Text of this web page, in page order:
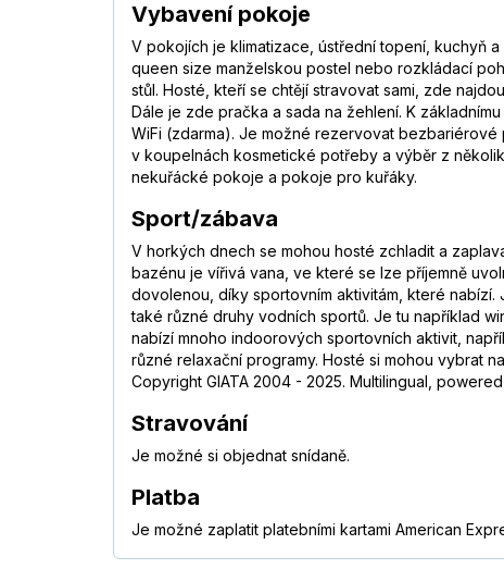
Vybavení pokoje
V pokojích je klimatizace, ústřední topení, kuchyň
queen size manželskou postel nebo rozkládací
stůl. Hosté, kteří se chtějí stravovat sami, zde
Dále je zde pračka a sada na žehlení. K
WiFi (zdarma). Je možné rezervovat
v koupelnách kosmetické potřeby a výběr z
nekuřácké pokoje a pokoje pro kuřáky.
Sport/zábava
V horkých dnech se mohou hosté zchladit a
bazénu je vířivá vana, ve které se lze příjemně
dovolenou, díky sportovním aktivitám, které
také různé druhy vodních sportů. Je tu například
nabízí mnoho indoorových sportovních aktivit,
různé relaxační programy. Hosté si mohou vybrat
Copyright GIATA 2004 - 2025. Multilingual,
Stravování
Je možné si objednat snídaně.
Platba
Je možné zaplatit platebními kartami American